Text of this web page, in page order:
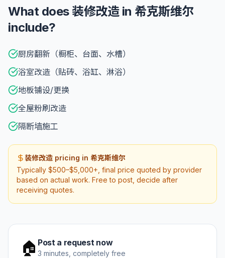
What does 装修改造 in 希克斯维尔
include?
厨房翻新（橱柜、台面、水槽）
浴室改造（贴砖、浴缸、淋浴）
地板铺设/更换
全屋粉刷改造
隔断墙施工
装修改造 pricing in 希克斯维尔
Typically $500–$5,000+, final price quoted by provider
based on actual work. Free to post, decide after
receiving quotes.
🏠 Post a request now
3 minutes, completely free